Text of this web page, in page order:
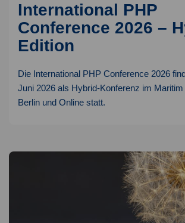
International PHP
Conference 2026 –
Edition
Die International PHP Conference 2026
Juni 2026 als Hybrid-Konferenz im
Berlin und Online statt.